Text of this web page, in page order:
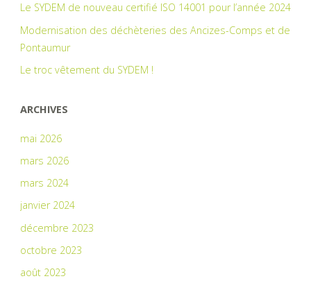
Le SYDEM de nouveau certifié ISO 14001 pour l’année 2024
Modernisation des déchèteries des Ancizes-Comps et de
Pontaumur
Le troc vêtement du SYDEM !
ARCHIVES
mai 2026
mars 2026
mars 2024
janvier 2024
décembre 2023
octobre 2023
août 2023